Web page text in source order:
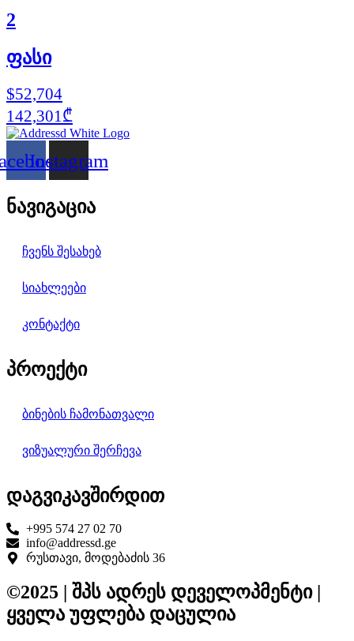
2
ფასი
$52,704
142,301₾
Instagram
ნავიგაცია
ჩვენს შესახებ
სიახლეები
კონტაქტი
პროექტი
ბინების ჩამონათვალი
ვიზუალური შერჩევა
დაგვიკავშირდით
+995 574 27 02 70
info@addressd.ge
რუსთავი, მოდებაძის 36
©2025 | შპს ადრეს დეველოპმენტი |
ყველა უფლება დაცულია